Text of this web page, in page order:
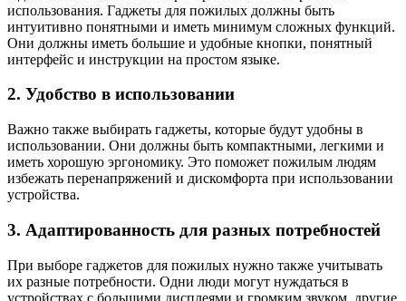
использования. Гаджеты для пожилых должны быть
интуитивно понятными и иметь минимум сложных функций.
Они должны иметь большие и удобные кнопки, понятный
интерфейс и инструкции на простом языке.
2. Удобство в использовании
Важно также выбирать гаджеты, которые будут удобны в
использовании. Они должны быть компактными, легкими и
иметь хорошую эргономику. Это поможет пожилым людям
избежать перенапряжений и дискомфорта при использовании
устройства.
3. Адаптированность для разных потребностей
При выборе гаджетов для пожилых нужно также учитывать
их разные потребности. Одни люди могут нуждаться в
устройствах с большими дисплеями и громким звуком, другие